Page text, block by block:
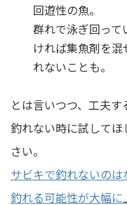
回遊性の魚。
群れで泳ぎ回っ
ければ集魚剤を
れないことも。
とは言いつつ、工夫す
釣れない時に試して
さい。
サビキで釣れないの
釣れる可能性が大幅に